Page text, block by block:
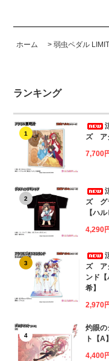
ホーム > 弱虫ペダル
ランキング
1
ズ ア
7,700
2
ズ グ
【ハル
4,290
3
ズ ア
ンド
希】
2,970
4
灼眼
ト【A】
4,400